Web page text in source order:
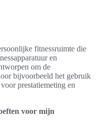
fitnessruimte die
en
om de
bijvoorbeeld het gebruik
prestatiemeting en
voor mijn